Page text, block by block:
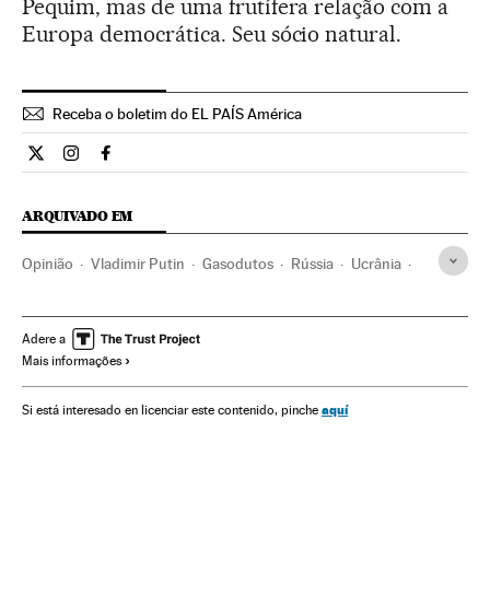
Pequim, mas de uma frutífera relação com a
Europa democrática. Seu sócio natural.
Receba o boletim do EL PAÍS América
Opiniao El País Brasil en Twitter
Opiniao El País Brasil en Instagram
Opiniao El País Brasil en Facebook
ARQUIVADO EM
Opinião Vladimir Putin Gasodutos Rússia Ucrânia
Fornecimento energia Ásia oriental
Combustíveis fósseis
Organizações internacionais Combustíveis
Adere a
Mais informações
Si está interesado en licenciar este contenido, pinche aquí